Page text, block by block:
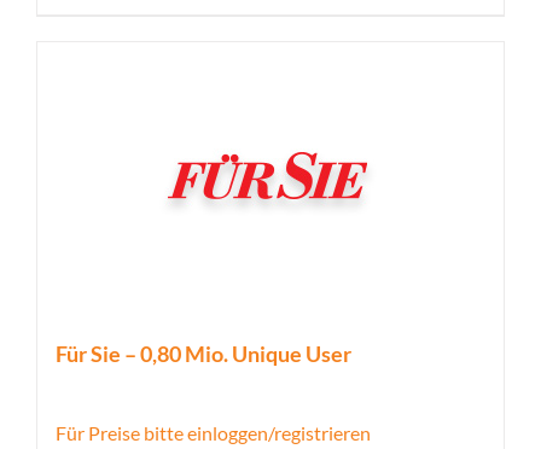
Für Sie – 0,80 Mio. Unique User
Für Preise bitte einloggen/registrieren